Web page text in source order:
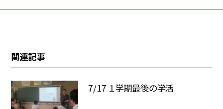
関連記事
7/17 １学期最後の学活